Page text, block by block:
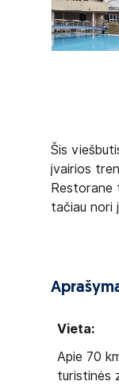
Šis
įvairios
Restorane
tačiau nori
Vieta:
Apie 70
turistinės